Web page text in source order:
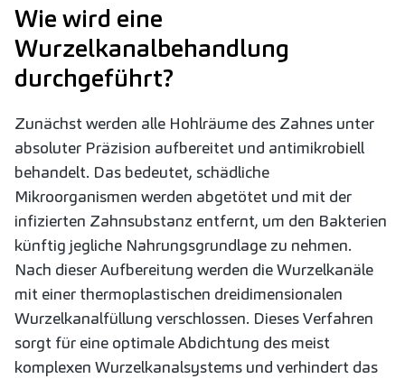
Wie wird eine
Wurzelkanalbehandlung
durchgeführt?
Zunächst werden alle Hohlräume des Zahnes unter
absoluter Präzision aufbereitet und antimikrobiell
behandelt. Das bedeutet, schädliche
Mikroorganismen werden abgetötet und mit der
infizierten Zahnsubstanz entfernt, um den Bakterien
künftig jegliche Nahrungsgrundlage zu nehmen.
Nach dieser Aufbereitung werden die Wurzelkanäle
mit einer thermoplastischen dreidimensionalen
Wurzelkanalfüllung verschlossen. Dieses Verfahren
sorgt für eine optimale Abdichtung des meist
komplexen Wurzelkanalsystems und verhindert das